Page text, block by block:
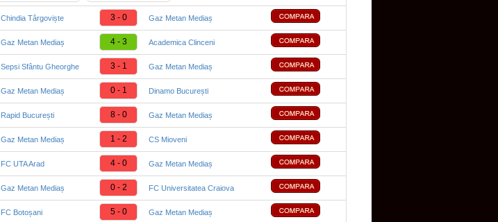
Chindia Târgoviște 3 - 0 Gaz Metan Mediaș
Gaz Metan Mediaș 4 - 3 Academica Clinceni
Sepsi Sfântu Gheorghe 3 - 1 Gaz Metan Mediaș
Gaz Metan Mediaș 0 - 1 Dinamo București
Rapid București 8 - 0 Gaz Metan Mediaș
Gaz Metan Mediaș 1 - 2 CS Mioveni
FC UTA Arad 4 - 0 Gaz Metan Mediaș
Gaz Metan Mediaș 0 - 2 FC Universitatea Craiova
FC Botoșani 5 - 0 Gaz Metan Mediaș